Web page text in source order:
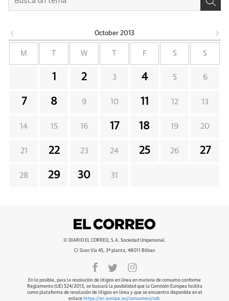
October 2013
M W F S S
1 2 3 4 5 6
7 8 9 10 11 12 13
14 15 16 17 18 19 20
21 22 23 24 25 26 27
28 29 30 31
© DIARIO EL CORREO, S.A. Sociedad Unipersonal.
C/ Gran Vía 45, 3ª planta, 48011 Bilbao
En lo posible, para la resolución de litigios en línea en materia de consumo conforme
Reglamento (UE) 524/2013, se buscará la posibilidad que la Comisión Europea facilita
como plataforma de resolución de litigios en línea y que se encuentra disponible en el
enlace https://ec.europa.eu/consumers/odr.